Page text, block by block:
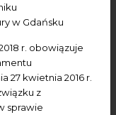
w Gdańsku
r. obowiązuje
27 kwietnia 2016 r.
z
sprawie